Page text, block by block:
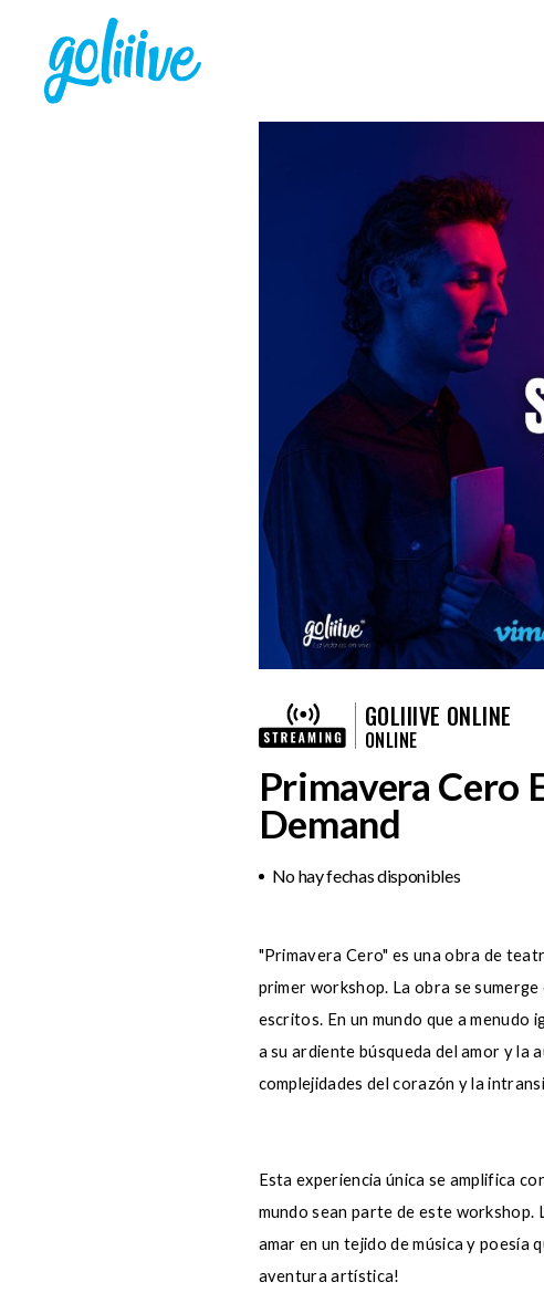
GOLIIIVE ONLINE
ONLINE
Primavera Cero
Demand
No hay fechas disponibles
"Primavera Cero" es una obra de
primer workshop. La obra se
escritos. En un mundo que a
a su ardiente búsqueda del amor y la
complejidades del corazón y la
Esta experiencia única se amplifica
mundo sean parte de este
amar en un tejido de música y poesía
aventura artística!